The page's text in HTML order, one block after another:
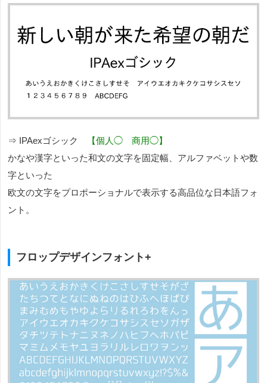
⇒ IPAexゴシック
【個人◯ 商用◯】
かなや漢字といった和文の文字を固定幅、アルファベットや数
字といった
欧文の文字をプロポーショナルで表示する高品位な日本語フォ
ント。
フロップデザインフォント+